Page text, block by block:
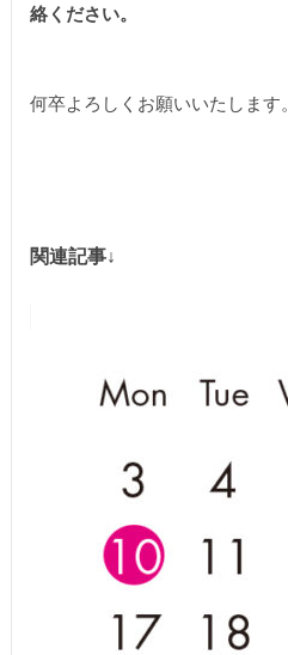
絡ください。
何卒よろしくお願いいたします。
関連記事↓